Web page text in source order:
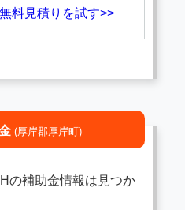
料見積りを試す>>
(厚岸郡厚岸町)
の補助金情報は見つか